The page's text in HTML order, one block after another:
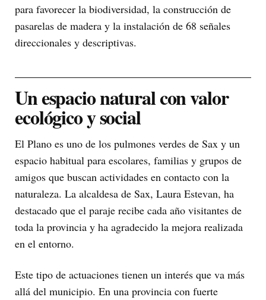
para favorecer la biodiversidad, la construcción de
pasarelas de madera y la instalación de 68 señales
direccionales y descriptivas.
Un espacio natural con valor
ecológico y social
El Plano es uno de los pulmones verdes de Sax y un
espacio habitual para escolares, familias y grupos de
amigos que buscan actividades en contacto con la
naturaleza. La alcaldesa de Sax, Laura Estevan, ha
destacado que el paraje recibe cada año visitantes de
toda la provincia y ha agradecido la mejora realizada
en el entorno.
Este tipo de actuaciones tienen un interés que va más
allá del municipio. En una provincia con fuerte